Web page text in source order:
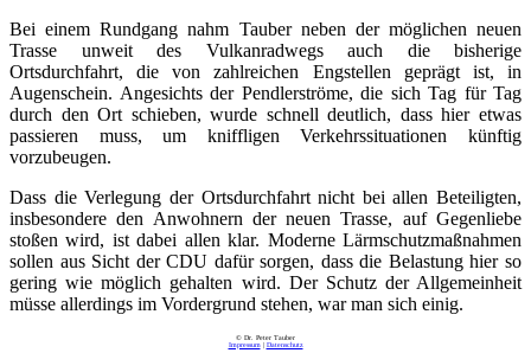
Bei einem Rundgang nahm Tauber neben der möglichen neuen
Trasse unweit des Vulkanradwegs auch die bisherige
Ortsdurchfahrt, die von zahlreichen Engstellen geprägt ist, in
Augenschein. Angesichts der Pendlerströme, die sich Tag für Tag
durch den Ort schieben, wurde schnell deutlich, dass hier etwas
passieren muss, um kniffligen Verkehrssituationen künftig
vorzubeugen.
Dass die Verlegung der Ortsdurchfahrt nicht bei allen Beteiligten,
insbesondere den Anwohnern der neuen Trasse, auf Gegenliebe
stoßen wird, ist dabei allen klar. Moderne Lärmschutzmaßnahmen
sollen aus Sicht der CDU dafür sorgen, dass die Belastung hier so
gering wie möglich gehalten wird. Der Schutz der Allgemeinheit
müsse allerdings im Vordergrund stehen, war man sich einig.
© Dr. Peter Tauber
Impressum| Datenschutz